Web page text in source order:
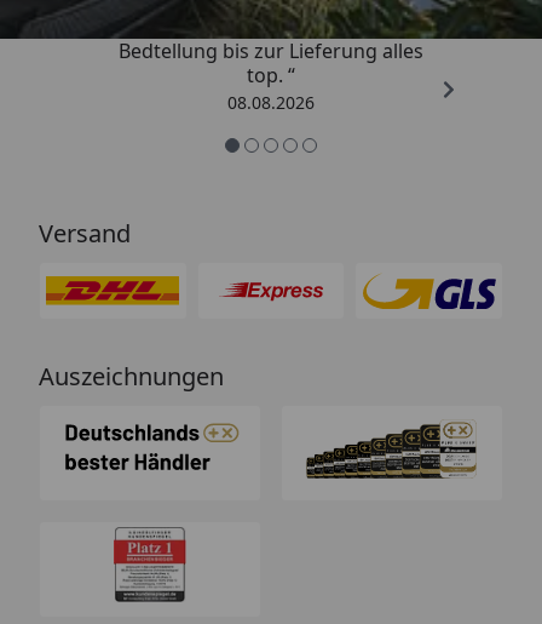
„Von der Beschreigung über die
Bedtellung bis zur Lieferung alles
top. “
08.08.2026
Versand
Auszeichnungen